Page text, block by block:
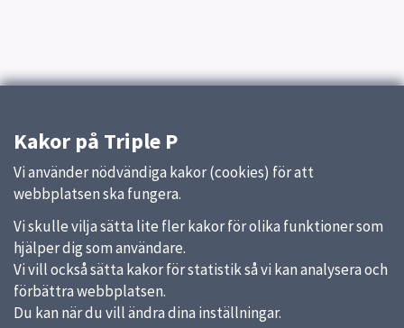
Kakor på Triple P
Vi använder nödvändiga kakor (cookies) för att
webbplatsen ska fungera.
Vi skulle vilja sätta lite fler kakor för olika funktioner som
hjälper dig som användare.
Vi vill också sätta kakor för statistik så vi kan analysera och
förbättra webbplatsen.
Du kan när du vill ändra dina inställningar.